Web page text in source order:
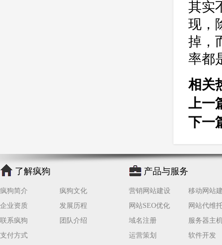
其实
现，
掉，
率都
相关
上一
下一
了解疯狗
疯狗简介
疯狗文化
企业资质
发展历程
联系疯狗
团队介绍
支付方式
产品与服务
营销网站建设
移动网站
网站SEO优化
网站代维
域名注册
服务器主
运营策划
软件开发